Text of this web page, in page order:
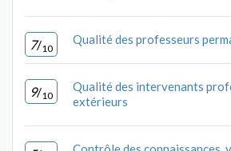
7/10
Qualité des professeurs
9/10
Qualité des intervenants
extérieurs